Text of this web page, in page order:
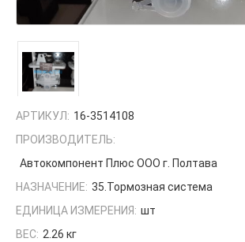
АРТИКУЛ: 16-3514108
ПРОИЗВОДИТЕЛЬ:
Автокомпонент Плюс ООО г. Полтава
НАЗНАЧЕНИЕ: 35.Тормозная система
ЕДИНИЦА ИЗМЕРЕНИЯ: шт
ВЕС: 2.26 кг